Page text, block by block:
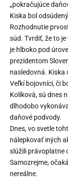
„pokračujúce
Kiska bol
Rozhodnutie
súd. Tvrdiť, že to
je hlboko pod
prezidentom
nasledovná. Kiska
Veľkí bojovníci, či
Kolíková, sú dnes
dlhodobo
daňové podvody.
Dnes, vo svetle
nálepkovať iných
slúžili právoplatne
Samozrejme,
nereálne.